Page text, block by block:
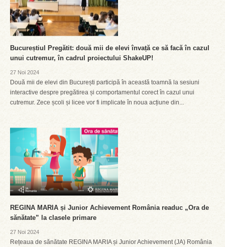
Bucureștiul Pregătit: două mii de elevi învață ce să facă în cazul
unui cutremur, în cadrul proiectului ShakeUP!
27 Noi 2024
Două mii de elevi din București participă în această toamnă la sesiuni
interactive despre pregătirea și comportamentul corect în cazul unui
cutremur. Zece școli și licee vor fi implicate în noua acțiune din...
REGINA MARIA și Junior Achievement România readuc „Ora de
sănătate” la clasele primare
27 Noi 2024
Rețeaua de sănătate REGINA MARIA și Junior Achievement (JA) România